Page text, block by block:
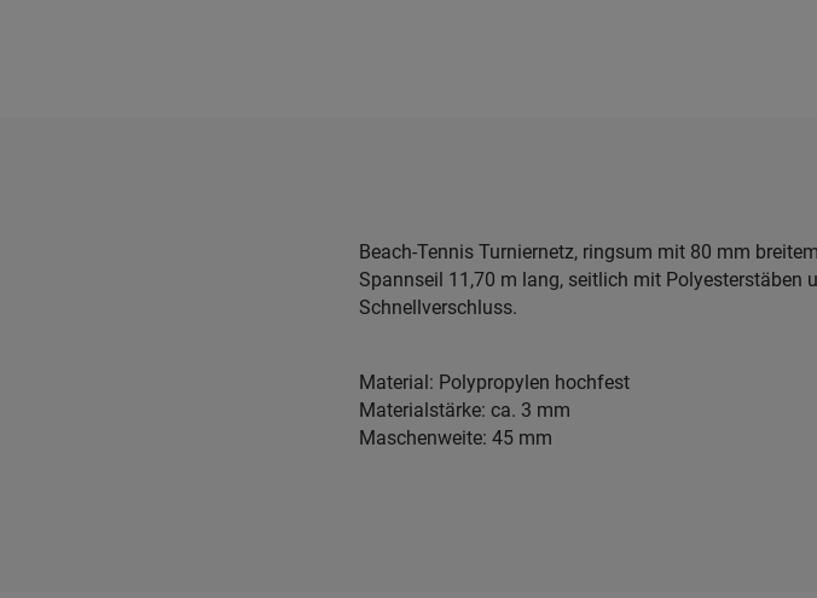
Beach-Tennis Turniernetz, ringsum mit 80 mm
Spannseil 11,70 m lang, seitlich mit
Schnellverschluss.
Material: Polypropylen hochfest
Materialstärke: ca. 3 mm
Maschenweite: 45 mm